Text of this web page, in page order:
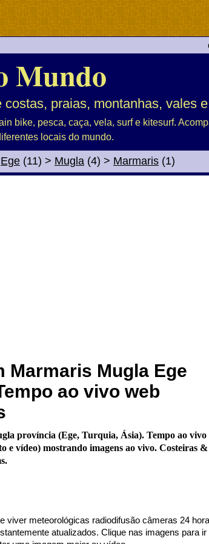
Mundo
praias, montanhas, vales
bike, pesca, caça, vela, surf e kitesurf.
locais do mundo.
Ege (11) > Mugla (4) > Marmaris (1)
Marmaris Mugla Ege
ao vivo web
província (Ege, Turquia, Ásia). Tempo ao vivo
e vídeo) mostrando imagens ao vivo. Costeiras &
viver meteorológicas radiodifusão câmeras 24
atualizados. Clique nas imagens para ir